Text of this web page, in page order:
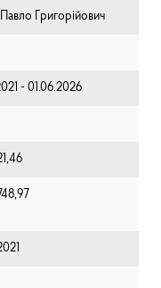
Григорійович
- 01.06.2026